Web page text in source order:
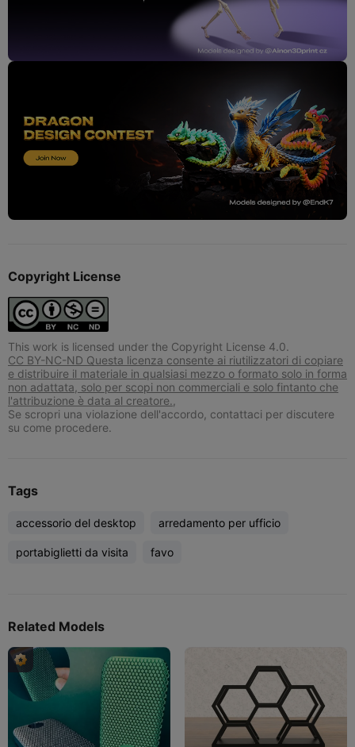
Copyright License
This work is licensed under the Copyright License 4.0.
CC BY-NC-ND Questa licenza consente ai riutilizzatori di copiare
e distribuire il materiale in qualsiasi mezzo o formato solo in forma
non adattata, solo per scopi non commerciali e solo fintanto che
l'attribuzione è data al creatore.,
Se scropri una violazione dell'accordo, contattaci per discutere
su come procedere.
Tags
accessorio del desktop arredamento per ufficio
portabiglietti da visita favo
Related Models